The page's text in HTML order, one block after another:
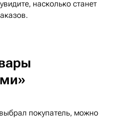
насколько станет
покупатель, можно